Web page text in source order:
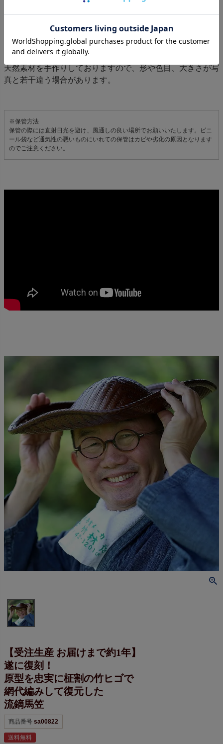
サイズ
天然素材を手作りしておりますので、形や色目、大きさが写
真と若干違う場合があります。
※保管方法
保管の際には直射日光を避け、風通しの良い場所でお願いいたします。ビニ
ール袋など通気性の悪いものにいれての保管はカビや劣化の原因となります
のでご注意ください。
【受注生産 お届けまで約1年】
遂に復刻！
原型を忠実に柾割の竹ヒゴで
網代編みして復元した
流鏑馬笠
商品番号 sa00822
送料無料